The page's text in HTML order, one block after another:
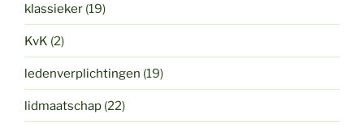
klassieker (19)
KvK (2)
ledenverplichtingen (19)
lidmaatschap (22)